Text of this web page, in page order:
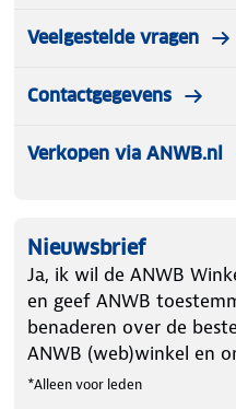
Veelgestelde vragen
Contactgegevens
Verkopen via ANWB.nl
Nieuwsbrief
Ja, ik wil de ANWB
en geef ANWB
benaderen over de
ANWB (web)winkel en
*Alleen voor leden